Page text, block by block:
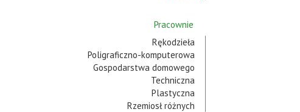
Pracownie
Rękodzieła
Poligraficzno-komputerowa
Gospodarstwa domowego
Techniczna
Plastyczna
Rzemiosł różnych